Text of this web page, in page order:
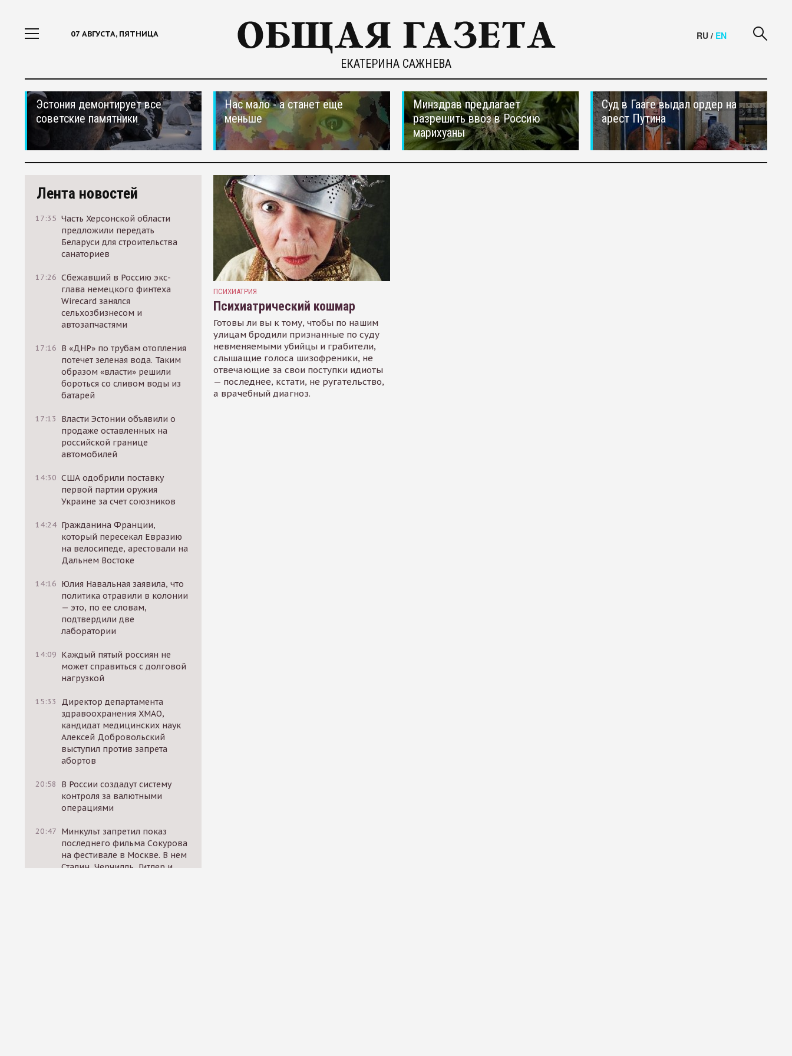
07 АВГУСТА, ПЯТНИЦА
ЕКАТЕРИНА САЖНЕВА
RU / EN
Эстония демонтирует все
советские памятники
Нас мало - а станет еще
меньше
Минздрав предлагает
разрешить ввоз в Россию
марихуаны
Суд в Гааге выдал ордер на
арест Путина
Лента новостей
17:35 Часть Херсонской области
предложили передать
Беларуси для строительства
санаториев
17:26 Сбежавший в Россию экс-
глава немецкого финтеха
Wirecard занялся
сельхозбизнесом и
автозапчастями
17:16 В «ДНР» по трубам отопления
потечет зеленая вода. Таким
образом «власти» решили
бороться со сливом воды из
батарей
17:13
Власти Эстонии объявили о
продаже оставленных на
российской границе
автомобилей
14:30 США одобрили поставку
первой партии оружия
Украине за счет союзников
14:24 Гражданина Франции,
который пересекал Евразию
на велосипеде, арестовали на
Дальнем Востоке
14:16 Юлия Навальная заявила, что
политика отравили в колонии
— это, по ее словам,
подтвердили две
лаборатории
14:09 Каждый пятый россиян не
может справиться с долговой
нагрузкой
15:33
Директор департамента
здравоохранения ХМАО,
кандидат медицинских наук
Алексей Добровольский
выступил против запрета
абортов
20:58
В России создадут систему
контроля за валютными
операциями
20:47 Минкульт запретил показ
последнего фильма Сокурова
на фестивале в Москве. В нем
Сталин, Черчилль, Гитлер и
ПСИХИАТРИЯ
Психиатрический кошмар
Готовы ли вы к тому, чтобы по нашим
улицам бродили признанные по суду
невменяемыми убийцы и грабители,
слышащие голоса шизофреники, не
отвечающие за свои поступки идиоты
— последнее, кстати, не ругательство,
а врачебный диагноз.